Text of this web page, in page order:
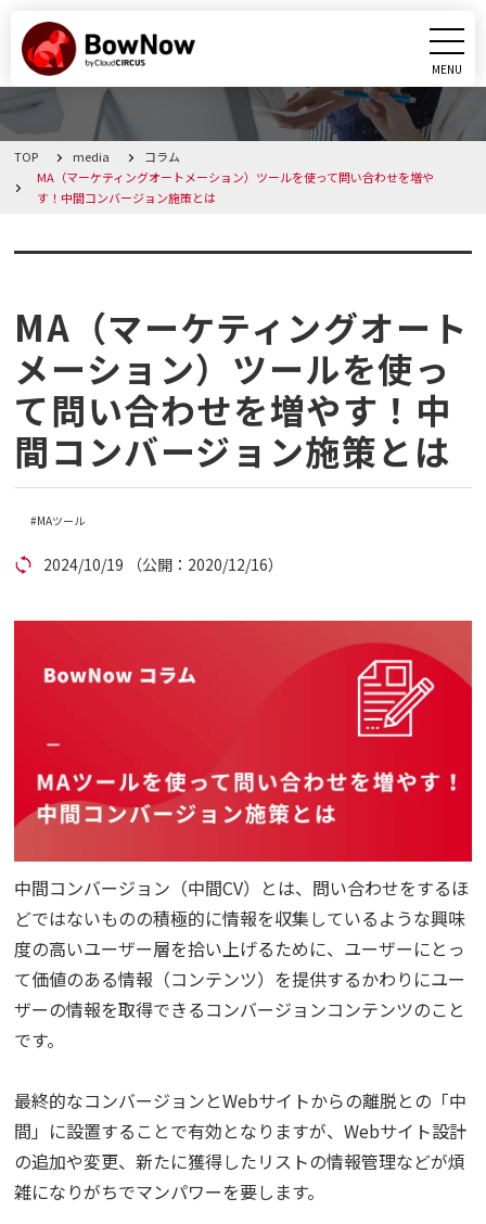
MENU
CLOSE
BowNowとは
料金・プラン
導入事例
メディア
コラム
お問い合わせ
代理店の方はこちら
マニュアルサイト
TOP media
コラム
MA（マーケティングオートメーション）ツールを使って問い合わせを増や
す！中間コンバージョン施策とは
コラム
MA（マーケティングオート
メーション）ツールを使っ
て問い合わせを増やす！中
間コンバージョン施策とは
MAツール
2024/10/19 （公開：2020/12/16）
中間コンバージョン（中間CV）とは、問い合わせをするほ
どではないものの積極的に情報を収集しているような興味
度の高いユーザー層を拾い上げるために、ユーザーにとっ
て価値のある情報（コンテンツ）を提供するかわりにユー
ザーの情報を取得できるコンバージョンコンテンツのこと
です。
最終的なコンバージョンとWebサイトからの離脱との「中
間」に設置することで有効となりますが、Webサイト設計
の追加や変更、新たに獲得したリストの情報管理などが煩
雑になりがちでマンパワーを要します。